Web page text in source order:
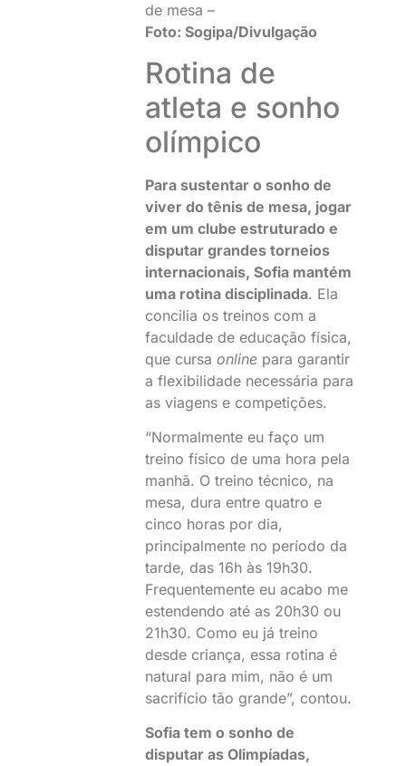
de mesa –
Foto: Sogipa/Divulgação
Rotina de
atleta e sonho
olímpico
Para sustentar o sonho de
viver do tênis de mesa, jogar
em um clube estruturado e
disputar grandes torneios
internacionais, Sofia mantém
uma rotina disciplinada. Ela
concilia os treinos com a
faculdade de educação física,
que cursa onlinepara garantir
a flexibilidade necessária para
as viagens e competições.
“Normalmente eu faço um
treino físico de uma hora pela
manhã. O treino técnico, na
mesa, dura entre quatro e
cinco horas por dia,
principalmente no período da
tarde, das 16h às 19h30.
Frequentemente eu acabo me
estendendo até as 20h30 ou
21h30. Como eu já treino
desde criança, essa rotina é
natural para mim, não é um
sacrifício tão grande”, contou.
Sofia tem o sonho de
disputar as Olimpíadas,